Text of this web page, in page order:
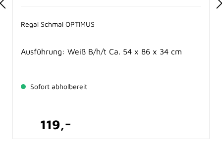
Regal Schmal OPTIMUS
Ausführung: Weiß B/h/t Ca. 54 x 86 x 34 cm
Sofort abholbereit
119,-